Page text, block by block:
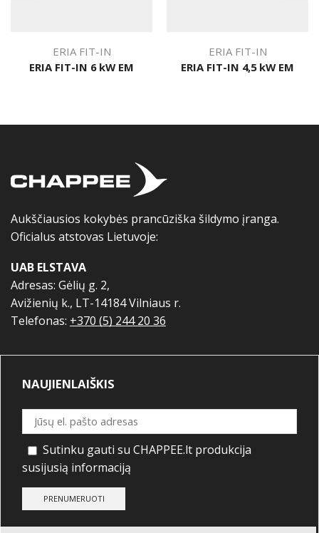
ERIA FIT-IN
ERIA FIT-IN 6 kW EM
ERIA FIT-IN
ERIA FIT-IN 4,5 kW EM
Aukščiausios kokybės prancūziška šildymo įranga.
Oficialus atstovas Lietuvoje:
UAB ELSTAVA
Adresas: Gėlių g. 2,
Avižienių k., LT-14184 Vilniaus r.
Telefonas: +370 (5) 244 20 36
NAUJIENLAIŠKIS
Sutinku gauti su CHAPPEE.lt produkcija
susijusią informaciją